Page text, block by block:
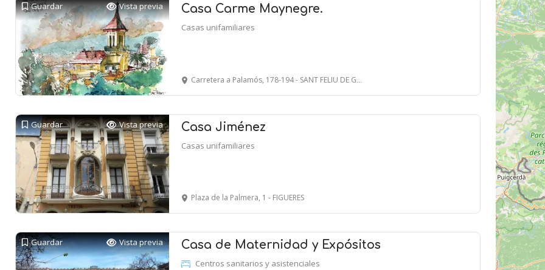
Guardar Vista previa Casa Carme Maynegre.
Casas unifamiliares
Carretera a Palamós, 178-194 - SANT FELIU DE GUÍXOLS
Guardar Vista previa Casa Jiménez
Casas unifamiliares
Plaza de la Palmera, 1 - FIGUERES
Guardar Vista previa Casa de Maternidad y Expósitos
Centros sanitarios y asistenciales